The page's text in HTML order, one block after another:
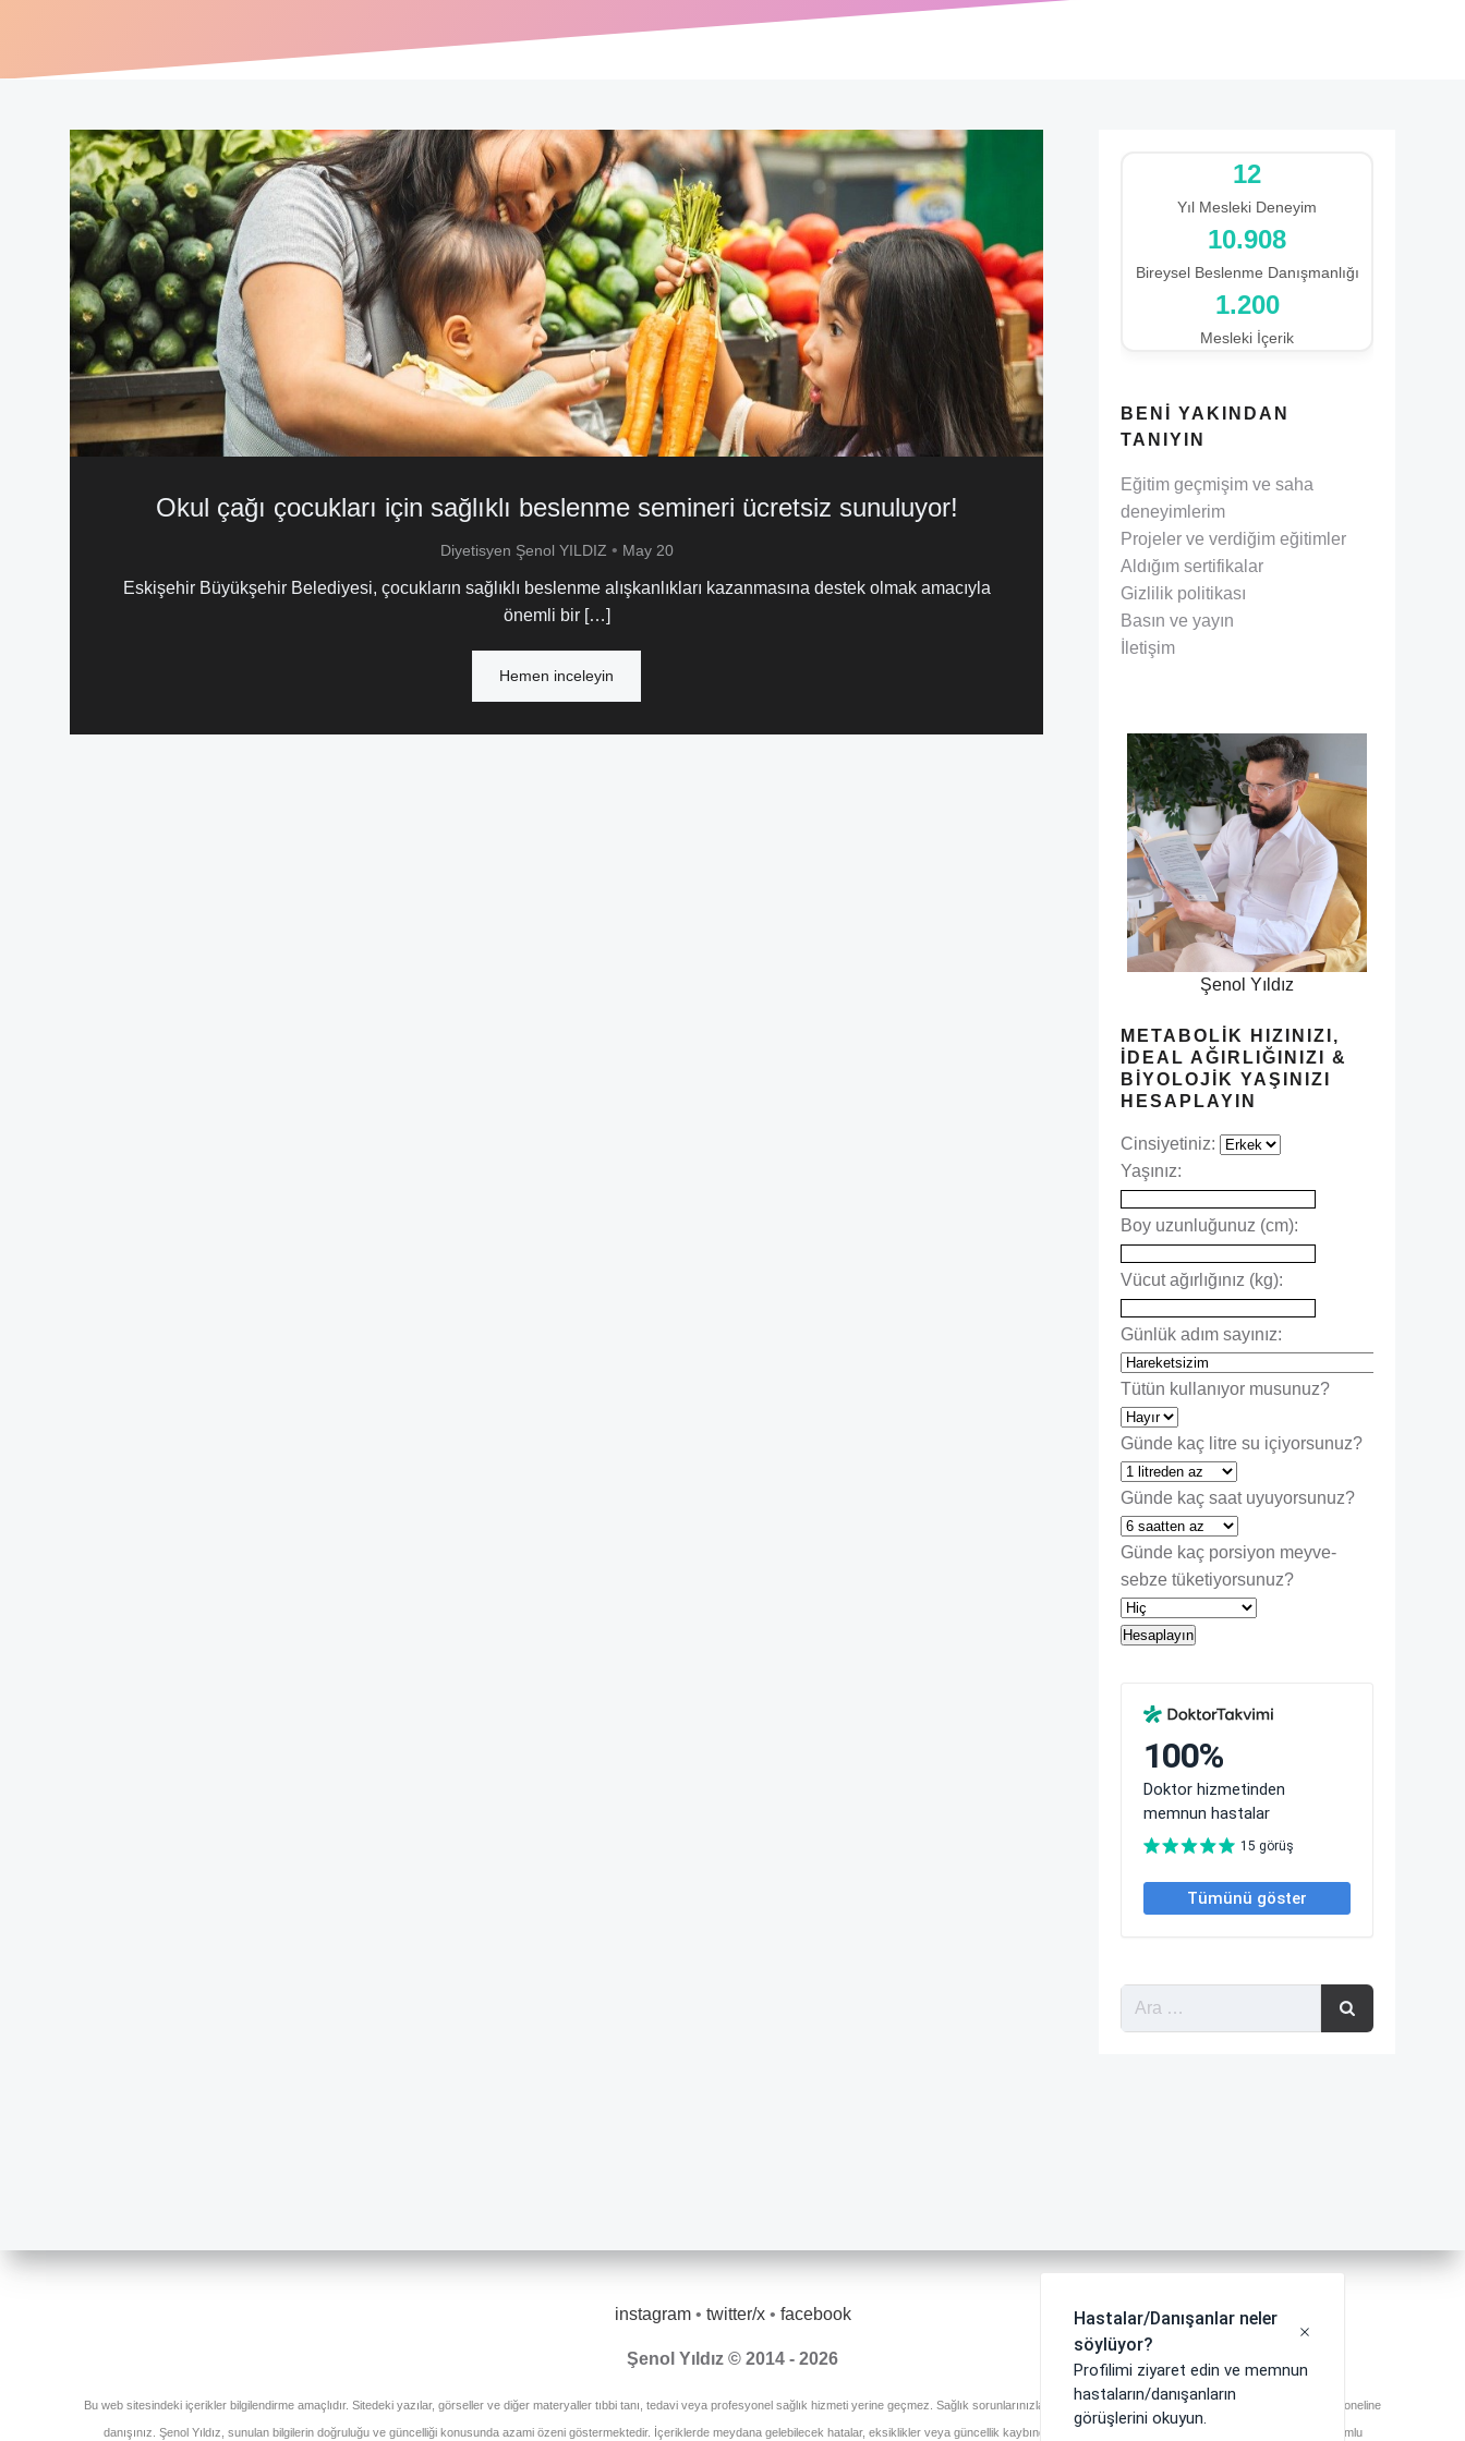
Okul çağı çocukları için sağlıklı beslenme semineri ücretsiz sunuluyor!
Diyetisyen Şenol YILDIZ • May 20
Eskişehir Büyükşehir Belediyesi, çocukların sağlıklı beslenme alışkanlıkları kazanmasına destek olmak amacıyla
önemli bir […]
Hemen inceleyin
12
Yıl Mesleki Deneyim
12.827
Bireysel Beslenme Danışmanlığı
1.200
Mesleki İçerik
BENI YAKINDAN
TANIYIN
Eğitim geçmişim ve saha
deneyimlerim
Projeler ve verdiğim eğitimler
Aldığım sertifikalar
Gizlilik politikası
Basın ve yayın
İletişim
Şenol Yıldız
METABOLIK HIZINIZI,
İDEAL AĞIRLIĞINIZI &
BIYOLOJIK YAŞINIZI
HESAPLAYIN
Cinsiyetiniz:
Yaşınız:
Boy uzunluğunuz (cm):
Vücut ağırlığınız (kg):
Günlük adım sayınız:
Tütün kullanıyor musunuz?
Günde kaç litre su içiyorsunuz?
Günde kaç saat uyuyorsunuz?
Günde kaç porsiyon meyve-
sebze tüketiyorsunuz?
Hesaplayın
instagram• twitter/x• facebook
Şenol Yıldız © 2014 - 2026
Bu web sitesindeki içerikler bilgilendirme amaçlıdır. Sitedeki yazılar, görseller ve diğer materyaller tıbbi tanı, tedavi veya profesyonel sağlık hizmeti yerine geçmez. Sağlık sorunlarınızla ilgili en doğru ve güvenilir bilgiyi almak için sağlık profesyoneline
danışınız. Şenol Yıldız, sunulan bilgilerin doğruluğu ve güncelliği konusunda azami özeni göstermektedir. İçeriklerde meydana gelebilecek hatalar, eksiklikler veya güncellik kaybından dolayı doğabilecek herhangi bir zarardan sitemiz sorumlu